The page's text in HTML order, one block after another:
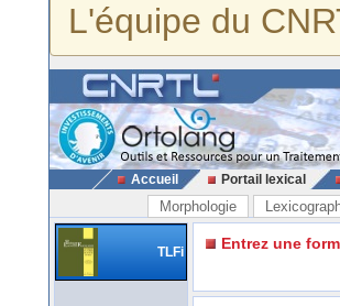
L'équipe du
Accueil Portail lexical
Morphologie
TLFi Entrez une